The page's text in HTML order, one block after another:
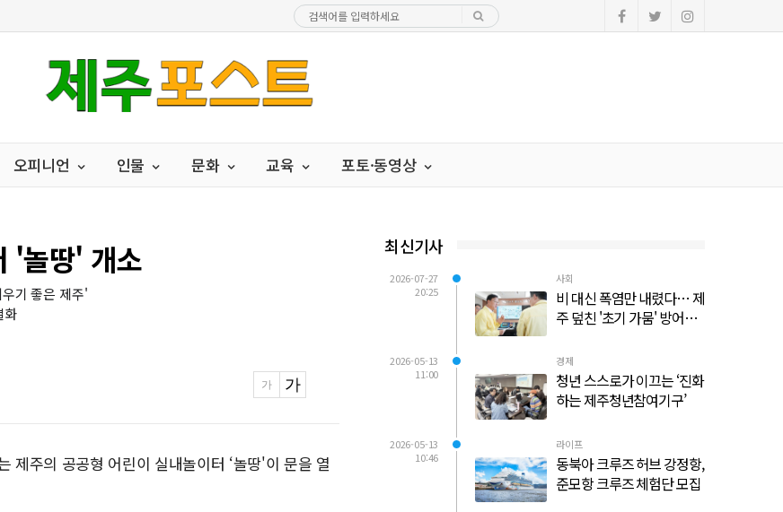
오피니언 인물 문화 교육 포토·동영상
'놀땅' 개소
기 좋은 제주'
화
제주의 공공형 어린이 실내놀이터 ‘놀땅'이 문을 열
최신기사
2026-07-27
20:25
사회
비 대신 폭염만 내렸다… 제
주 덮친 '초기 가뭄' 방어선
2026-05-13
11:00
경제
청년 스스로가 이끄는 ‘진화
하는 제주청년참여기구’
2026-05-13
10:46
라이프
동북아 크루즈 허브 강정항,
준모항 크루즈 체험단 모집